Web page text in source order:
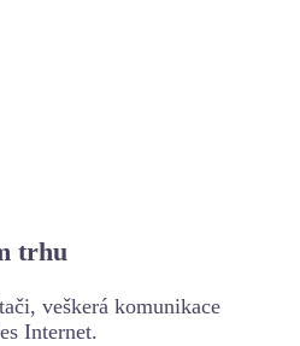
trhu
veškerá komunikace
Internet.